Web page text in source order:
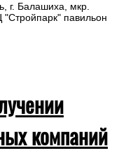
г. Балашиха, мкр.
павильон
компаний